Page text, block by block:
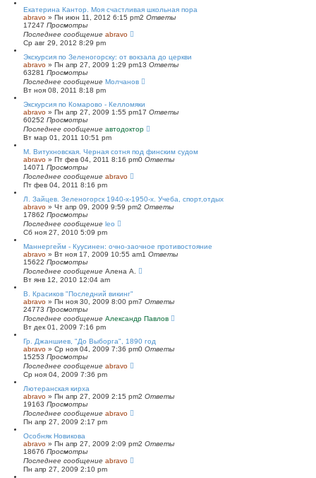
Екатерина Кантор. Моя счастливая школьная пора
abravo » Пн июн 11, 2012 6:15 pm2 Ответы
17247 Просмотры
Последнее сообщение abravo
Ср авг 29, 2012 8:29 pm
Экскурсия по Зеленогорску: от вокзала до церкви
abravo » Пн апр 27, 2009 1:29 pm13 Ответы
63281 Просмотры
Последнее сообщение Молчанов
Вт ноя 08, 2011 8:18 pm
Экскурсия по Комарово - Келломяки
abravo » Пн апр 27, 2009 1:55 pm17 Ответы
60252 Просмотры
Последнее сообщение автодоктор
Вт мар 01, 2011 10:51 pm
М. Витухновская. Черная сотня под финским судом
abravo » Пт фев 04, 2011 8:16 pm0 Ответы
14071 Просмотры
Последнее сообщение abravo
Пт фев 04, 2011 8:16 pm
Л. Зайцев. Зеленогорск 1940-х-1950-х. Учеба, спорт,отдых
abravo » Чт апр 09, 2009 9:59 pm2 Ответы
17862 Просмотры
Последнее сообщение leo
Сб ноя 27, 2010 5:09 pm
Маннергейм - Куусинен: очно-заочное противостояние
abravo » Вт ноя 17, 2009 10:55 am1 Ответы
15622 Просмотры
Последнее сообщение Алена А.
Вт янв 12, 2010 12:04 am
В. Красиков "Последний викинг"
abravo » Пн ноя 30, 2009 8:00 pm7 Ответы
24773 Просмотры
Последнее сообщение Александр Павлов
Вт дек 01, 2009 7:16 pm
Гр. Джаншиев, "До Выборга", 1890 год
abravo » Ср ноя 04, 2009 7:36 pm0 Ответы
15253 Просмотры
Последнее сообщение abravo
Ср ноя 04, 2009 7:36 pm
Лютеранская кирха
abravo » Пн апр 27, 2009 2:15 pm2 Ответы
19163 Просмотры
Последнее сообщение abravo
Пн апр 27, 2009 2:17 pm
Особняк Новикова
abravo » Пн апр 27, 2009 2:09 pm2 Ответы
18676 Просмотры
Последнее сообщение abravo
Пн апр 27, 2009 2:10 pm